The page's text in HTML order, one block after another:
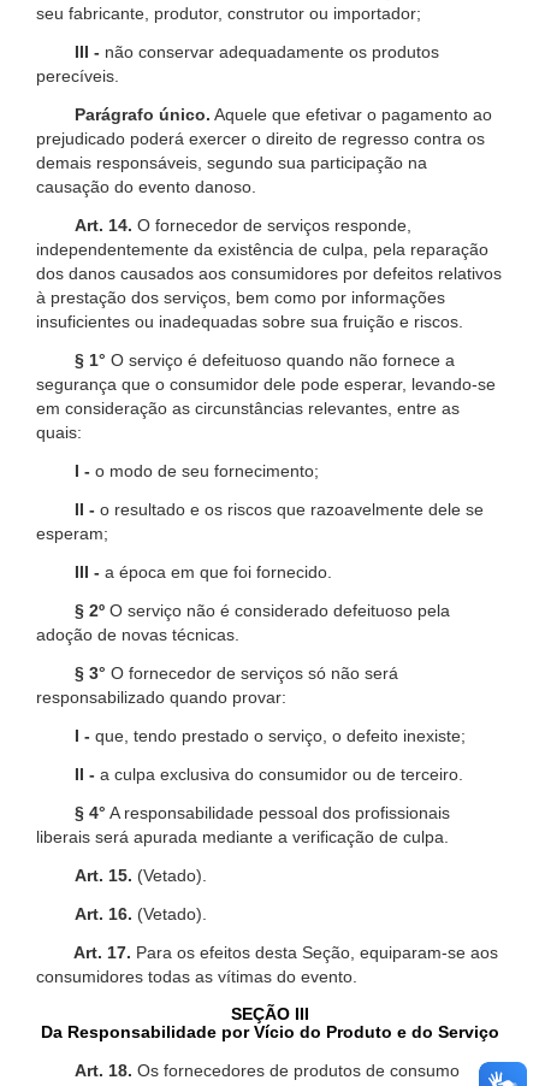
seu fabricante, produtor, construtor ou importador;
III - não conservar adequadamente os produtos
perecíveis.
Parágrafo único. Aquele que efetivar o pagamento ao
prejudicado poderá exercer o direito de regresso contra os
demais responsáveis, segundo sua participação na
causação do evento danoso.
Art. 14. O fornecedor de serviços responde,
independentemente da existência de culpa, pela reparação
dos danos causados aos consumidores por defeitos relativos
à prestação dos serviços, bem como por informações
insuficientes ou inadequadas sobre sua fruição e riscos.
§ 1° O serviço é defeituoso quando não fornece a
segurança que o consumidor dele pode esperar, levando-se
em consideração as circunstâncias relevantes, entre as
quais:
I - o modo de seu fornecimento;
II - o resultado e os riscos que razoavelmente dele se
esperam;
III - a época em que foi fornecido.
§ 2º O serviço não é considerado defeituoso pela
adoção de novas técnicas.
§ 3° O fornecedor de serviços só não será
responsabilizado quando provar:
I - que, tendo prestado o serviço, o defeito inexiste;
II - a culpa exclusiva do consumidor ou de terceiro.
§ 4° A responsabilidade pessoal dos profissionais
liberais será apurada mediante a verificação de culpa.
Art. 15. (Vetado).
Art. 16. (Vetado).
Art. 17. Para os efeitos desta Seção, equiparam-se aos
consumidores todas as vítimas do evento.
SEÇÃO III
Da Responsabilidade por Vício do Produto e do Serviço
Art. 18. Os fornecedores de produtos de consumo